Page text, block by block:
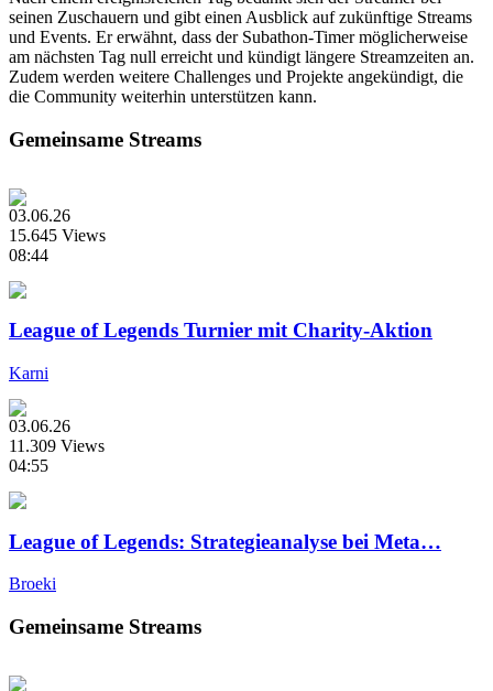
seinen Zuschauern und gibt einen Ausblick auf zukünftige Streams
und Events. Er erwähnt, dass der Subathon-Timer möglicherweise
am nächsten Tag null erreicht und kündigt längere Streamzeiten an.
Zudem werden weitere Challenges und Projekte angekündigt, die
die Community weiterhin unterstützen kann.
Gemeinsame Streams
03.06.26
15.645 Views
08:44
League of Legends Turnier mit Charity-Aktion
Karni
03.06.26
11.309 Views
04:55
League of Legends: Strategieanalyse bei Meta…
Broeki
Gemeinsame Streams